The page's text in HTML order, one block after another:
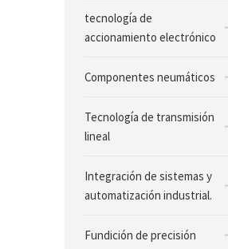
tecnología de
accionamiento electrónico
Componentes neumáticos
Tecnología de transmisión
lineal
Integración de sistemas y
automatización industrial.
Fundición de precisión